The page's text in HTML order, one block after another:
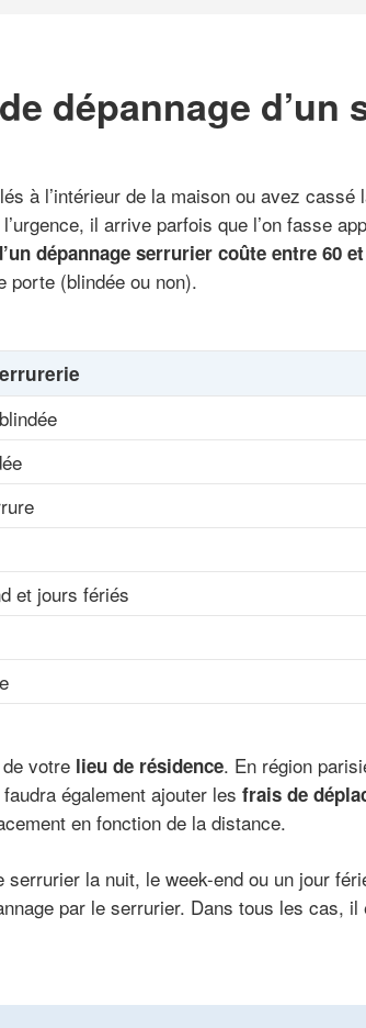
dépannage d’un
à l’intérieur de la maison ou avez
il arrive parfois que l’on fasse
dépannage serrurier coûte entre 60
porte (blindée ou non).
et jours fériés
votre lieu de résidence. En région
également ajouter les frais de
en fonction de la distance.
la nuit, le week-end ou un jour
par le serrurier. Dans tous les cas,